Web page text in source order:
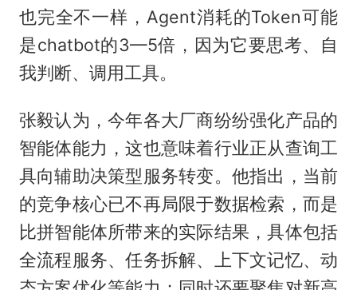
也完全不一样，Agent消耗的Token可能
是chatbot的3—5倍，因为它要思考、自
我判断、调用工具。
张毅认为，今年各大厂商纷纷强化产品的
智能体能力，这也意味着行业正从查询工
具向辅助决策型服务转变。他指出，当前
的竞争核心已不再局限于数据检索，而是
比拼智能体所带来的实际结果，具体包括
全流程服务、任务拆解、上下文记忆、动